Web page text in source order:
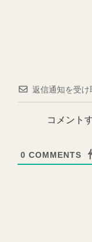
返信通知を受け
コメント
0 COMMENTS